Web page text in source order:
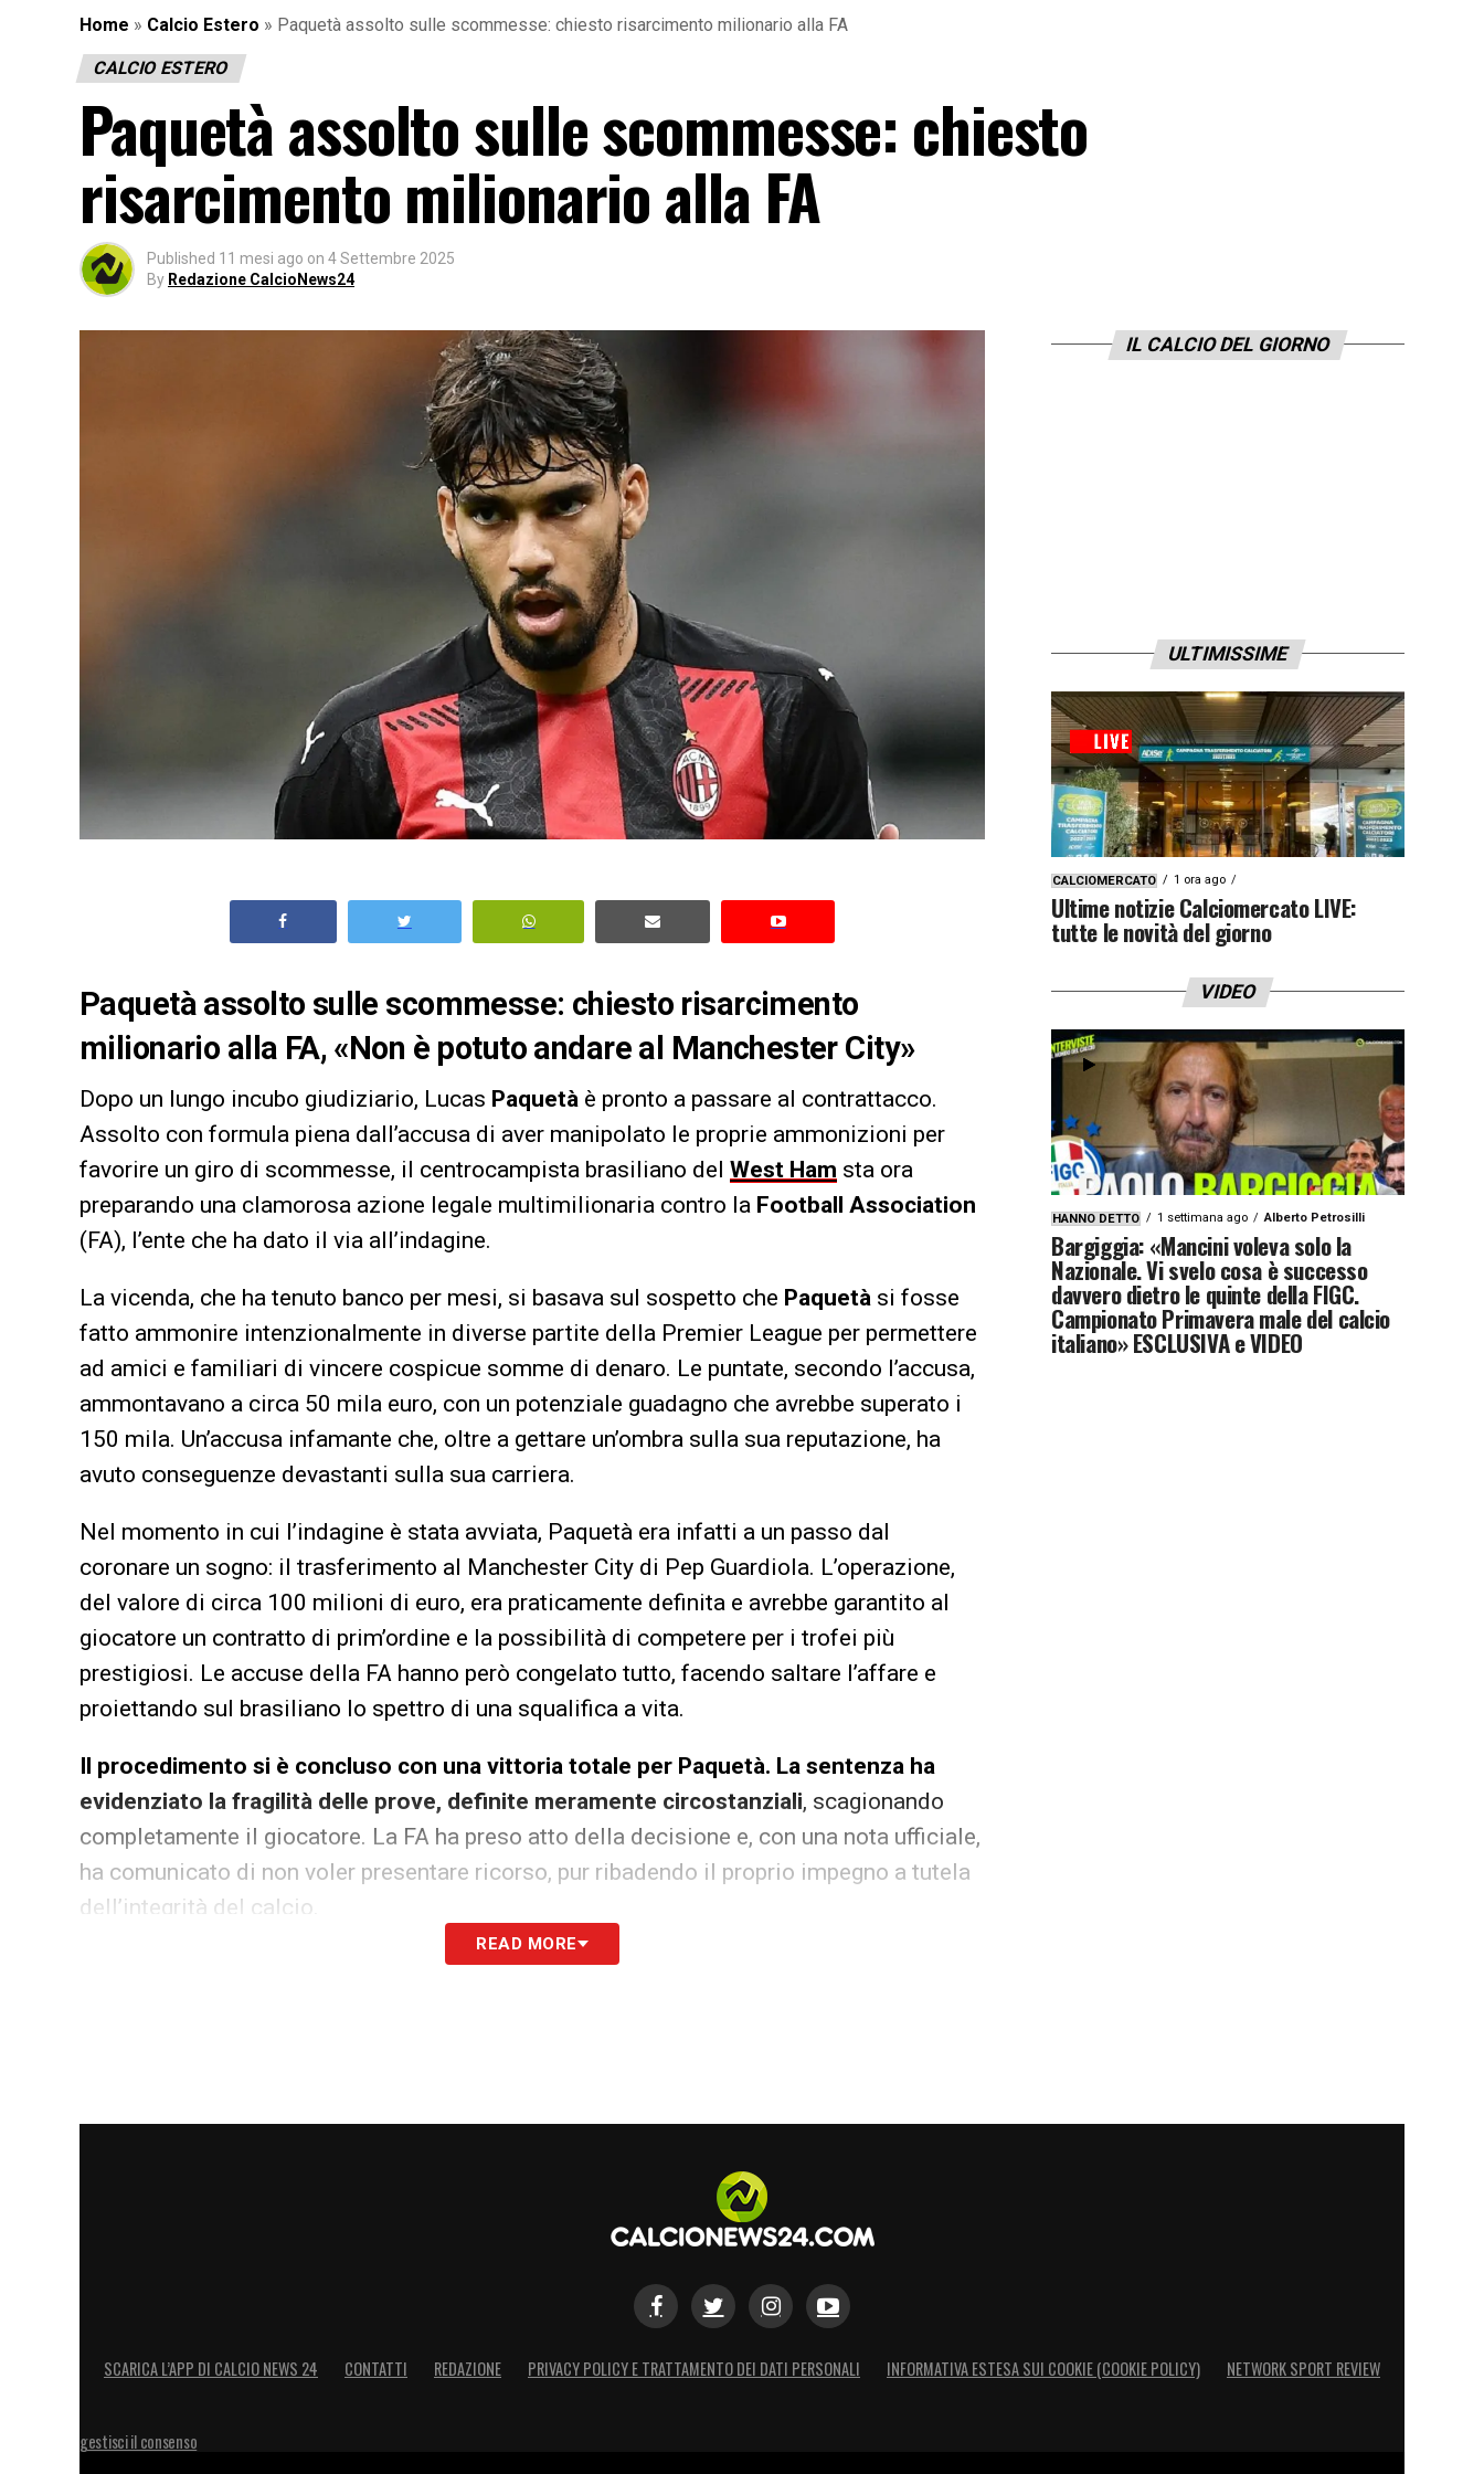
Home » Calcio Estero » Paquetà assolto sulle scommesse: chiesto risarcimento milionario alla FA
CALCIO ESTERO
Paquetà assolto sulle scommesse: chiesto
risarcimento milionario alla FA
Published 11 mesi ago on 4 Settembre 2025
By Redazione CalcioNews24
Paquetà assolto sulle scommesse: chiesto risarcimento
milionario alla FA, «Non è potuto andare al Manchester City»
Dopo un lungo incubo giudiziario, Lucas Paquetà è pronto a passare al contrattacco.
Assolto con formula piena dall’accusa di aver manipolato le proprie ammonizioni per
favorire un giro di scommesse, il centrocampista brasiliano del West Ham sta ora
preparando una clamorosa azione legale multimilionaria contro la Football Association
(FA), l’ente che ha dato il via all’indagine.
La vicenda, che ha tenuto banco per mesi, si basava sul sospetto che Paquetà si fosse
fatto ammonire intenzionalmente in diverse partite della Premier League per permettere
ad amici e familiari di vincere cospicue somme di denaro. Le puntate, secondo l’accusa,
ammontavano a circa 50 mila euro, con un potenziale guadagno che avrebbe superato i
150 mila. Un’accusa infamante che, oltre a gettare un’ombra sulla sua reputazione, ha
avuto conseguenze devastanti sulla sua carriera.
Nel momento in cui l’indagine è stata avviata, Paquetà era infatti a un passo dal
coronare un sogno: il trasferimento al Manchester City di Pep Guardiola. L’operazione,
del valore di circa 100 milioni di euro, era praticamente definita e avrebbe garantito al
giocatore un contratto di prim’ordine e la possibilità di competere per i trofei più
prestigiosi. Le accuse della FA hanno però congelato tutto, facendo saltare l’affare e
proiettando sul brasiliano lo spettro di una squalifica a vita.
Il procedimento si è concluso con una vittoria totale per Paquetà. La sentenza ha
evidenziato la fragilità delle prove, definite meramente circostanziali, scagionando
completamente il giocatore. La FA ha preso atto della decisione e, con una nota ufficiale,
ha comunicato di non voler presentare ricorso, pur ribadendo il proprio impegno a tutela
dell’integrità del calcio.
Ora, però, si apre un nuovo capitolo. Come confermato dal suo avvocato, Alistair
“, ha sottolineato Campbell. La
battaglia di Paquetà si sposta ora dal campo al tribunale, in cerca di una rivincita che
non potrà restituirgli un titolo, ma che punta a ristabilire pienamente il suo onore e a
READ MORE
IL CALCIO DEL GIORNO
ULTIMISSIME
CALCIOMERCATO 1 ora ago
Ultime notizie Calciomercato LIVE:
tutte le novità del giorno
VIDEO
HANNO DETTO 1 settimana ago Alberto Petrosilli
Bargiggia: «Mancini voleva solo la
Nazionale. Vi svelo cosa è successo
davvero dietro le quinte della FIGC.
Campionato Primavera male del calcio
italiano» ESCLUSIVA e VIDEO
SCARICA L’APP DI CALCIO NEWS 24 CONTATTI REDAZIONE PRIVACY POLICY E TRATTAMENTO DEI DATI PERSONALI INFORMATIVA ESTESA SUI COOKIE (COOKIE POLICY) NETWORK SPORT REVIEW
gestisci il consenso